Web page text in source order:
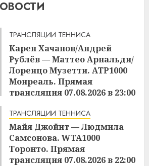
ТРАНСЛЯЦИИ ТЕННИСА
Карен Хачанов/Андрей
Рублёв — Маттео Арнальди/
Лоренцо Музетти. ATP1000
Монреаль. Прямая
трансляция 07.08.2026 в 23:00
ТРАНСЛЯЦИИ ТЕННИСА
Майя Джойнт — Людмила
Самсонова. WTA1000
Торонто. Прямая
трансляция 07.08.2026 в 22:00